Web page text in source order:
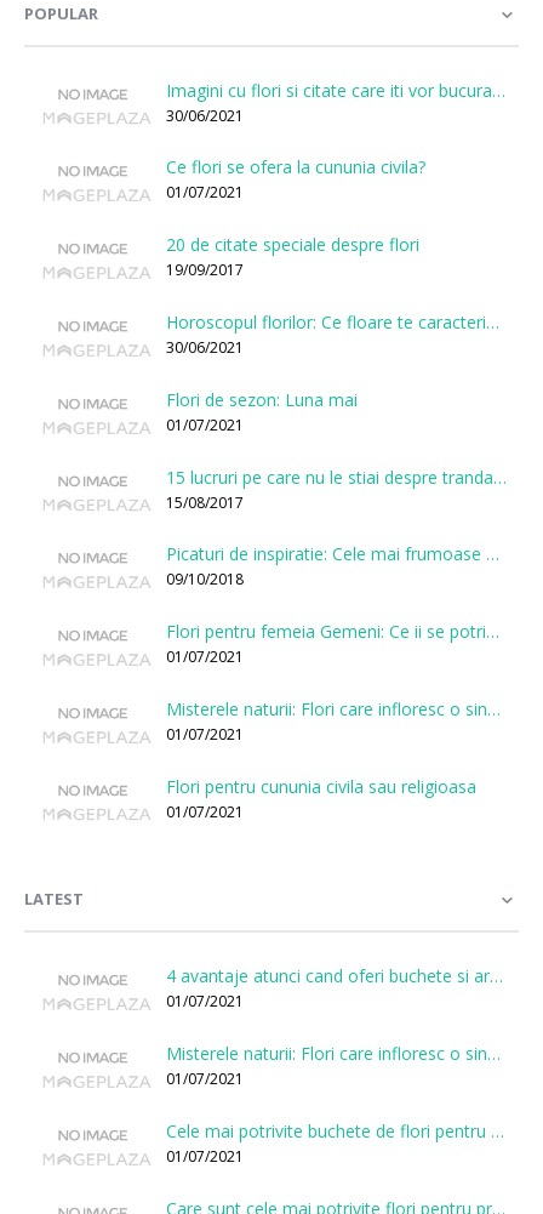
POPULAR
Imagini cu flori si citate care iti vor bucura sufletul
30/06/2021
Ce flori se ofera la cununia civila?
01/07/2021
20 de citate speciale despre flori
19/09/2017
Horoscopul florilor: Ce floare te caracterizeaza in functie de ziua nasterii?
30/06/2021
Flori de sezon: Luna mai
01/07/2021
15 lucruri pe care nu le stiai despre trandafiri
15/08/2017
Picaturi de inspiratie: Cele mai frumoase citate despre flori
09/10/2018
Flori pentru femeia Gemeni: Ce ii se potriveste, ce ii poarta noroc si ce o caracterizeaza?
01/07/2021
Misterele naturii: Flori care infloresc o singura data la cateva sute de ani
01/07/2021
Flori pentru cununia civila sau religioasa
01/07/2021
LATEST
4 avantaje atunci cand oferi buchete si aranjamente printr-o florarie online
01/07/2021
Misterele naturii: Flori care infloresc o singura data la cateva sute de ani
01/07/2021
Cele mai potrivite buchete de flori pentru onomastici
01/07/2021
Care sunt cele mai potrivite flori pentru prima intalnire?